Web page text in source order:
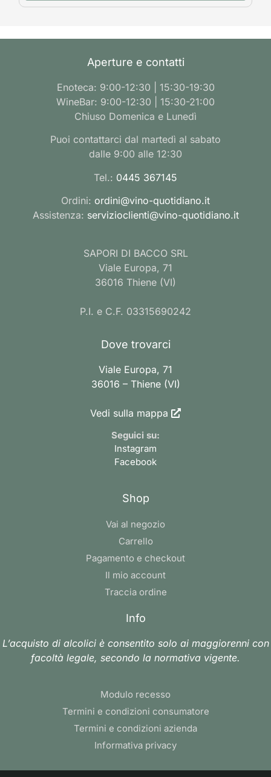
Aperture e contatti
Enoteca: 9:00-12:30 | 15:30-19:30
WineBar: 9:00-12:30 | 15:30-21:00
Chiuso Domenica e Lunedì
Puoi contattarci dal martedì al sabato
dalle 9:00 alle 12:30
Tel.: 0445 367145
Ordini: ordini@vino-quotidiano.it
Assistenza: servizioclienti@vino-quotidiano.it
SAPORI DI BACCO SRL
Viale Europa, 71
36016 Thiene (VI)
P.I. e C.F. 03315690242
Dove trovarci
Viale Europa, 71
36016 – Thiene (VI)
Vedi sulla mappa
Seguici su:
Instagram
Facebook
Shop
Vai al negozio
Carrello
Pagamento e checkout
Il mio account
Traccia ordine
Info
L’acquisto di alcolici è consentito solo ai maggiorenni con
facoltà legale, secondo la normativa vigente.
Modulo recesso
Termini e condizioni consumatore
Termini e condizioni azienda
Informativa privacy